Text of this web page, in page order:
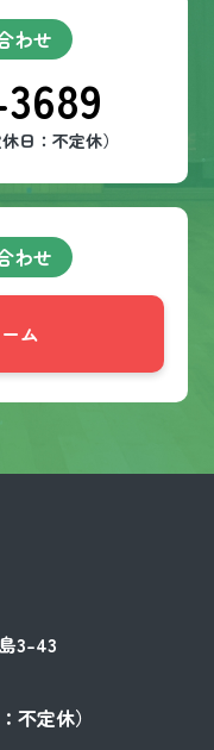
わせ
日：不定休）
わせ
ム
3-43
不定休）